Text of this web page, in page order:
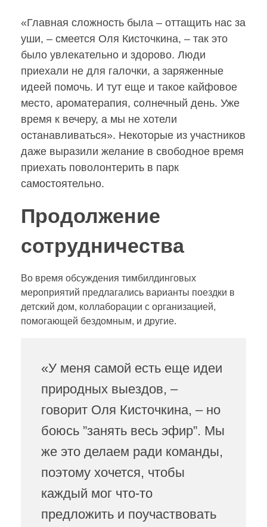
«Главная сложность была – оттащить нас за
уши, – смеется Оля Кисточкина, – так это
было увлекательно и здорово. Люди
приехали не для галочки, а заряженные
идеей помочь. И тут еще и такое кайфовое
место, ароматерапия, солнечный день. Уже
время к вечеру, а мы не хотели
останавливаться». Некоторые из участников
даже выразили желание в свободное время
приехать поволонтерить в парк
самостоятельно.
Продолжение
сотрудничества
Во время обсуждения тимбилдинговых
мероприятий предлагались варианты поездки в
детский дом, коллаборации с организацией,
помогающей бездомным, и другие.
«У меня самой есть еще идеи
природных выездов, –
говорит Оля Кисточкина, – но
боюсь ”занять весь эфир”. Мы
же это делаем ради команды,
поэтому хочется, чтобы
каждый мог что-то
предложить и поучаствовать